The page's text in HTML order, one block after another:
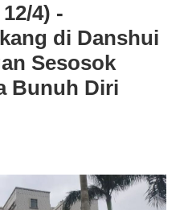
4) -
di Danshui
Sesosok
Bunuh Diri